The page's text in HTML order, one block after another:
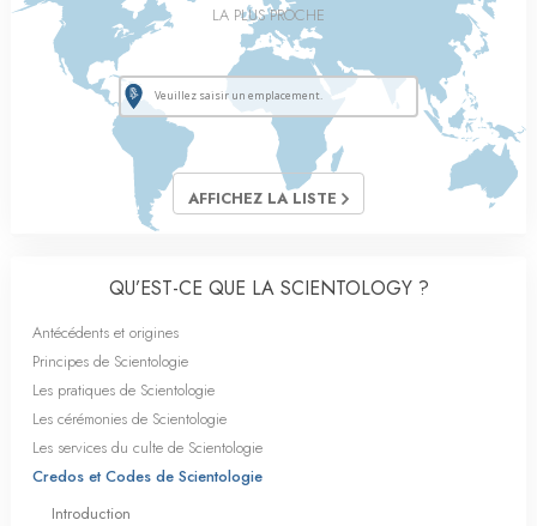
LA PLUS PROCHE
AFFICHEZ LA LISTE
QU’EST-CE QUE LA SCIENTOLOGY ?
Antécédents et origines
Principes de Scientologie
Les pratiques de Scientologie
Les cérémonies de Scientologie
Les services du culte de Scientologie
Credos et Codes de Scientologie
Introduction